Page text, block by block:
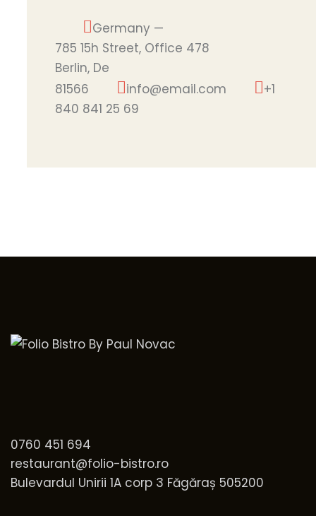
Germany —
785 15h Street, Office 478
Berlin, De
81566
info@email.com
+1
840 841 25 69
0760 451 694
restaurant@folio-bistro.ro
Bulevardul Unirii 1A corp 3 Făgăraș 505200